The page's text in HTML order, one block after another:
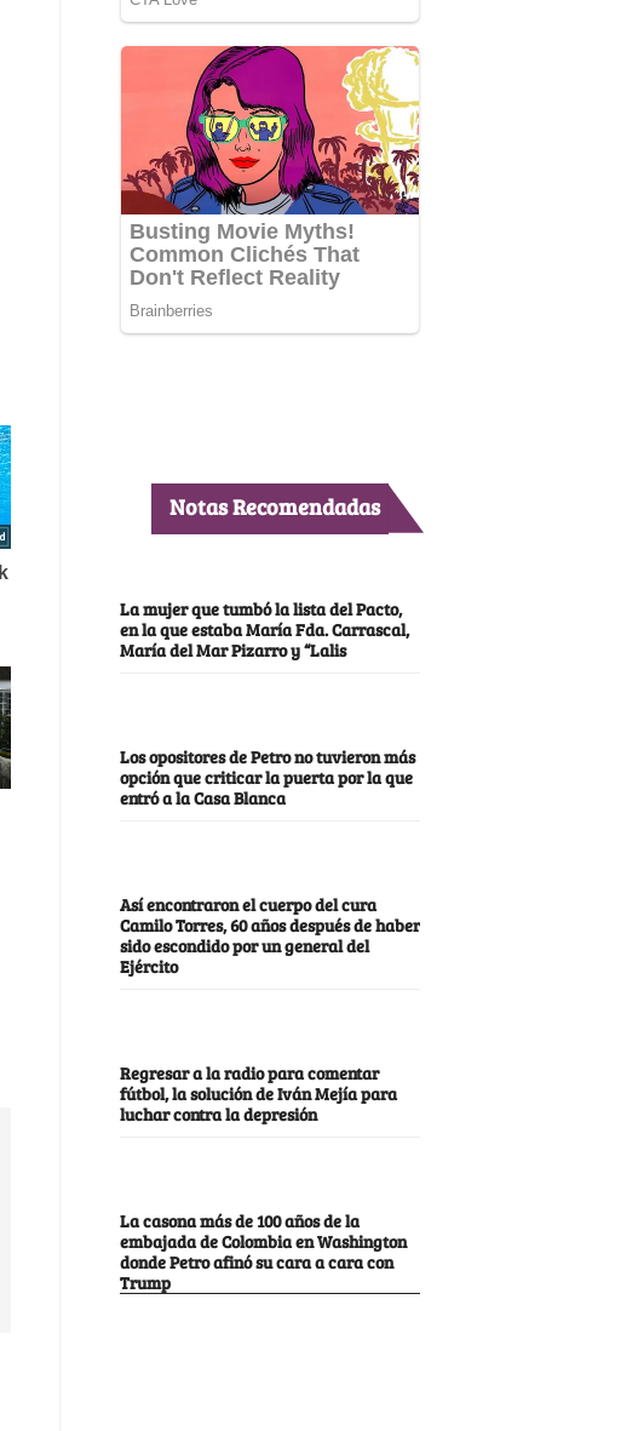
Notas Recomendadas
La mujer que tumbó la lista del Pacto,
en la que estaba María Fda. Carrascal,
María del Mar Pizarro y “Lalis
Los opositores de Petro no tuvieron más
opción que criticar la puerta por la que
entró a la Casa Blanca
Así encontraron el cuerpo del cura
Camilo Torres, 60 años después de haber
sido escondido por un general del
Ejército
Regresar a la radio para comentar
fútbol, la solución de Iván Mejía para
luchar contra la depresión
La casona más de 100 años de la
embajada de Colombia en Washington
donde Petro afinó su cara a cara con
Trump